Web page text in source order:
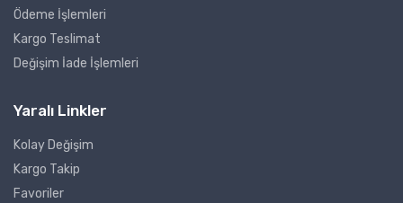
Ödeme İşlemleri
Kargo Teslimat
Değişim İade İşlemleri
Yaralı Linkler
Kolay Değişim
Kargo Takip
Favoriler